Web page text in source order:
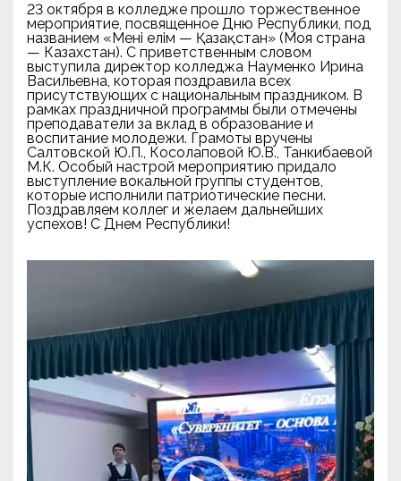
23 октября в колледже прошло торжественное
мероприятие, посвященное Дню Республики, под
названием «Менің елім — Қазақстан» (Моя страна
— Казахстан). С приветственным словом
выступила директор колледжа Науменко Ирина
Васильевна, которая поздравила всех
присутствующих с национальным праздником. В
рамках праздничной программы были отмечены
преподаватели за вклад в образование и
воспитание молодежи. Грамоты вручены
Салтовской Ю.П., Косолаповой Ю.В., Танкибаевой
М.К. Особый настрой мероприятию придало
выступление вокальной группы студентов,
которые исполнили патриотические песни.
Поздравляем коллег и желаем дальнейших
успехов! С Днем Республики!